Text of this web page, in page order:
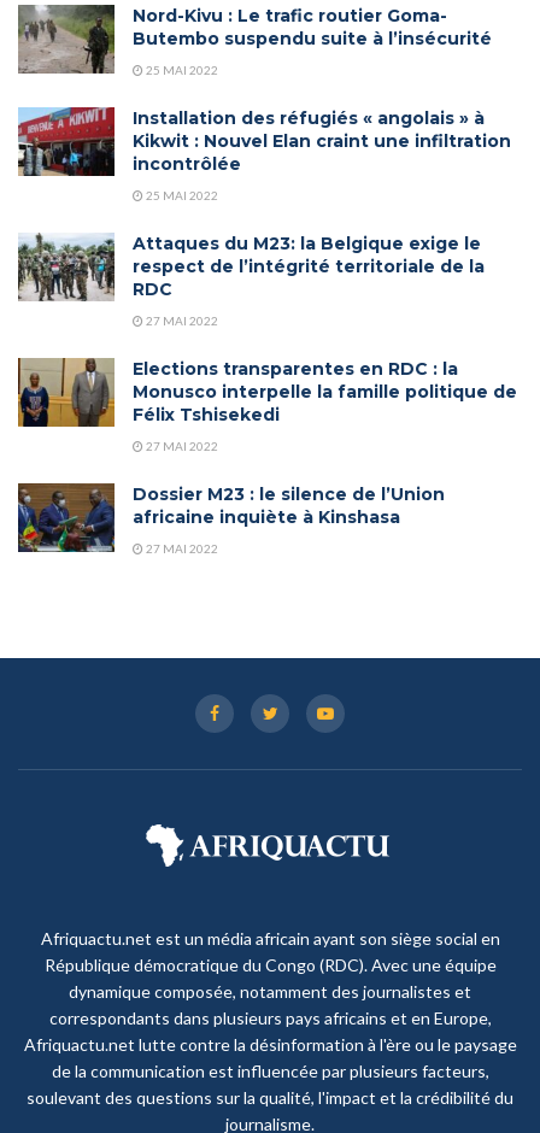
Nord-Kivu : Le trafic routier Goma-
Butembo suspendu suite à l’insécurité
25 MAI 2022
Installation des réfugiés « angolais » à
Kikwit : Nouvel Elan craint une infiltration
incontrôlée
25 MAI 2022
Attaques du M23: la Belgique exige le
respect de l’intégrité territoriale de la
RDC
27 MAI 2022
Elections transparentes en RDC : la
Monusco interpelle la famille politique de
Félix Tshisekedi
27 MAI 2022
Dossier M23 : le silence de l’Union
africaine inquiète à Kinshasa
27 MAI 2022
Afriquactu.net est un média africain ayant son siège social en
République démocratique du Congo (RDC). Avec une équipe
dynamique composée, notamment des journalistes et
correspondants dans plusieurs pays africains et en Europe,
Afriquactu.net lutte contre la désinformation à l'ère ou le paysage
de la communication est influencée par plusieurs facteurs,
soulevant des questions sur la qualité, l'impact et la crédibilité du
journalisme.